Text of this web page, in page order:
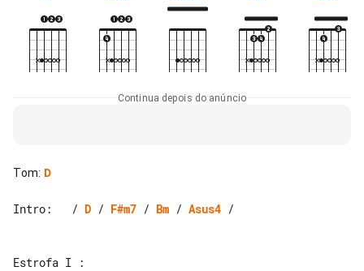
Continua depois do anúncio
Tom: D
Intro:   / D / F#m7 / Bm / Asus4 /
Estrofa I :